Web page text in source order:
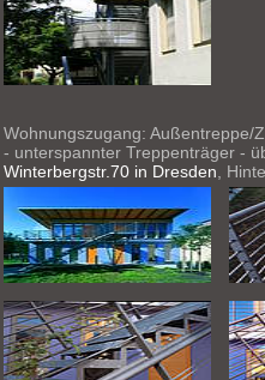
Wohnungszugang: Außentreppe/
- unterspannter Treppenträger -
Winterbergstr.70 in Dresden ,